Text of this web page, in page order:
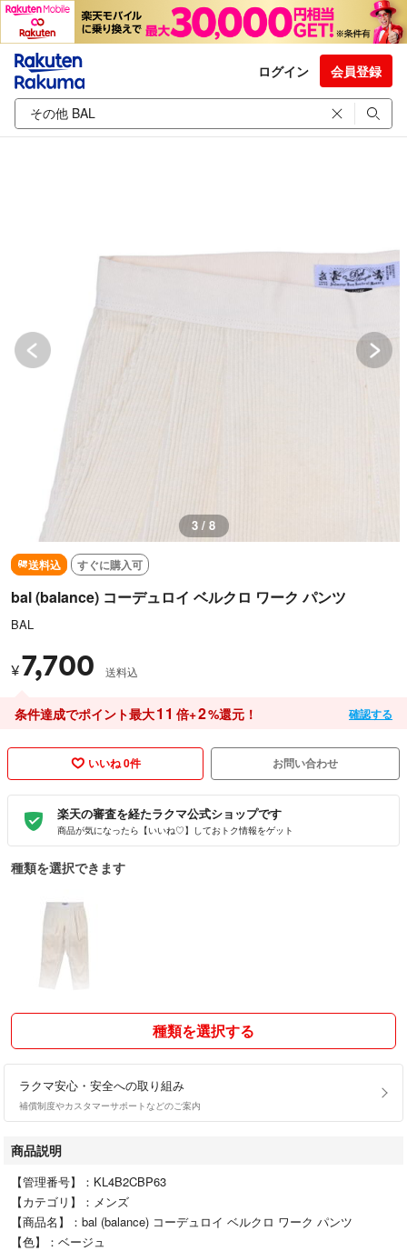
ログイン 会員登録
3 / 8
送料込 すぐに購入可
bal (balance) コーデュロイ ベルクロ ワーク パンツ
BAL
¥7,700 送料込
条件達成でポイント最大11 倍+2%還元！ 確認する
いいね 0件 お問い合わせ
楽天の審査を経たラクマ公式ショップです
商品が気になったら【いいね♡】しておトク情報をゲット
種類を選択できます
種類を選択する
ラクマ安心・安全への取り組み
補償制度やカスタマーサポートなどのご案内
商品説明
【管理番号】：KL4B2CBP63
【カテゴリ】：メンズ
【商品名】：bal (balance) コーデュロイ ベルクロ ワーク パンツ
【色】：ベージュ